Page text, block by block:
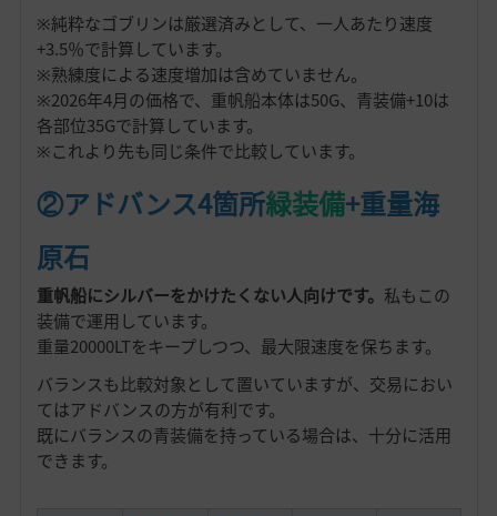
※純粋なゴブリンは厳選済みとして、一人あたり速度
+3.5％で計算しています。
※熟練度による速度増加は含めていません。
※2026年4月の価格で、重帆船本体は50G、青装備+10は
各部位35Gで計算しています。
※これより先も同じ条件で比較しています。
②アドバンス4箇所緑装備+重量海
原石
重帆船にシルバーをかけたくない人向けです。 私もこの
装備で運用しています。
重量20000LTをキープしつつ、最大限速度を保ちます。
バランスも比較対象として置いていますが、交易におい
てはアドバンスの方が有利です。
既にバランスの青装備を持っている場合は、十分に活用
できます。